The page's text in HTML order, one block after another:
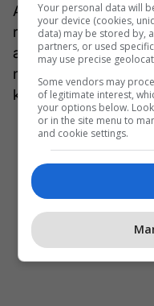
Ai bëri të ditur se
realizohet me
anijeve të dedikuara
ndërhyrja mbetet e
kushteve teknike.
Your personal data will
your device (cookies,
data) may be stored by,
partners, or used
may use precise
Some vendors may
of legitimate interest,
your options below.
or in the site menu to
and cookie settings.